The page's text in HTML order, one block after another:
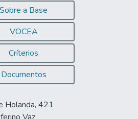
Sobre a Base
VOCEA
Críterios
Documentos
Holanda, 421
Vaz